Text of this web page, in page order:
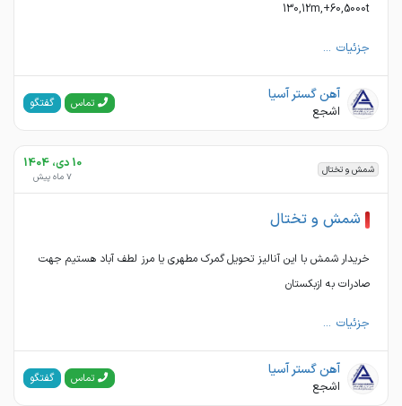
130,12m,+60,5000t
جزئیات ...
آهن گستر آسیا
اشجع تماس گفتگو
شمش و تختال 10 دی، 1404
7 ماه پیش
شمش و تختال
خریدار شمش با این آنالیز تحویل گمرک مطهری یا مرز لطف آباد هستیم جهت
صادرات به ازبکستان
جزئیات ...
آهن گستر آسیا
اشجع تماس گفتگو